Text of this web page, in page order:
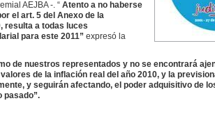
AEJBA -. “ Atento a no haberse
el art. 5 del Anexo de la
resulta a todas luces
para este 2011” expresó la
de nuestros representados y no se encontrará
de la inflación real del año 2010, y la
y seguirán afectando, el poder adquisitivo de
pasado”.